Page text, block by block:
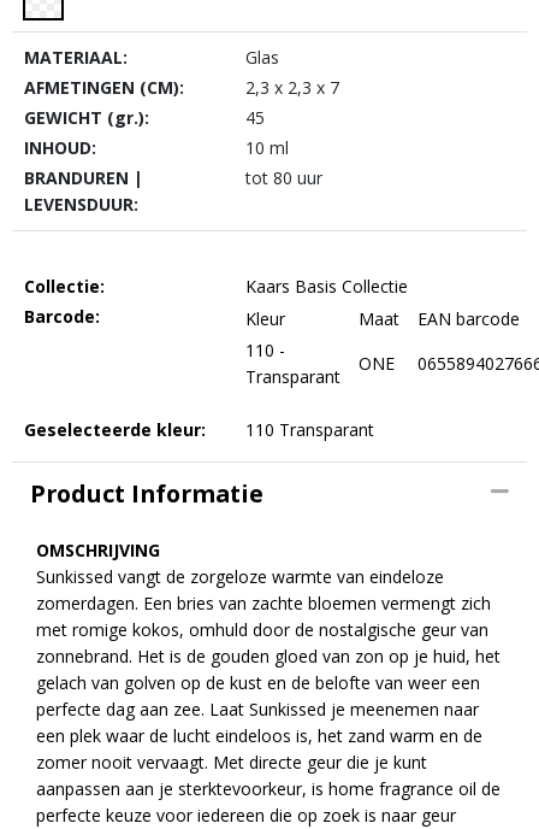
MATERIAAL:
Glas
AFMETINGEN (CM):
2,3 x 2,3 x 7
GEWICHT (gr.):
45
INHOUD:
10 ml
BRANDUREN |
LEVENSDUUR:
tot 80 uur
Collectie:
Kaars Basis Collectie
Barcode:
Kleur Maat
EAN barcode
110 -
Transparant
ONE
Geselecteerde kleur: 110 Transparant
Product Informatie
OMSCHRIJVING
Sunkissed vangt de zorgeloze warmte van eindeloze
zomerdagen. Een bries van zachte bloemen vermengt zich
met romige kokos, omhuld door de nostalgische geur van
zonnebrand. Het is de gouden gloed van zon op je huid, het
gelach van golven op de kust en de belofte van weer een
perfecte dag aan zee. Laat Sunkissed je meenemen naar
een plek waar de lucht eindeloos is, het zand warm en de
zomer nooit vervaagt. Met directe geur die je kunt
aanpassen aan je sterktevoorkeur, is home fragrance oil de
perfecte keuze voor iedereen die op zoek is naar geur